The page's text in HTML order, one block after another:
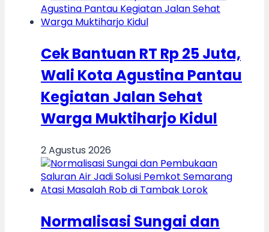
Cek Bantuan RT Rp 25 Juta,
Wali Kota Agustina Pantau
Kegiatan Jalan Sehat
Warga Muktiharjo Kidul
2 Agustus 2026
Normalisasi Sungai dan